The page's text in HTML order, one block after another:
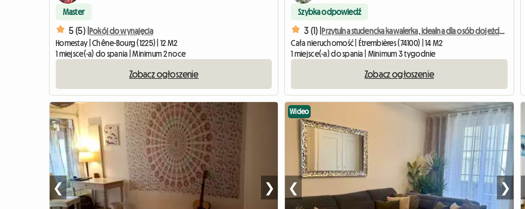
Master
5 (5) |Pokój do wynajęcia
Homestay | Chêne-Bourg (1225) | 12 M2
1 miejsce(-a) do spania | Minimum 2 noce
Zobacz ogłoszenie
Szybka odpowiedź
3 (1) |
Przytulna studencka kawalerka, idealna dla osób dojeżdżających do Genewy
Cała nieruchomość | Étrembières (74100) | 14 M2
1 miejsce(-a) do spania | Minimum 3 tygodnie
Zobacz ogłoszenie
❮ ❯
Wideo
❮ ❯